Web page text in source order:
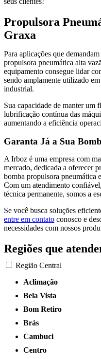
Propulsora
Graxa
Para aplicações que
propulsora pneumática alta
equipamento consegue lidar
sendo amplamente utilizado
industrial.
Sua capacidade de manter um
lubrificação contínua das
aumentando a eficiência
Garanta Já a Sua
A Irboz é uma empresa com
mercado, dedicada a oferecer
bomba propulsora pneumática
Com um atendimento
técnica permanente, somos a
Se você busca soluções
entre em contato conosco e
necessidades com nossos
Regiões que
Região Central
Aclimação
Bela Vista
Bom Retiro
Brás
Cambuci
Centro